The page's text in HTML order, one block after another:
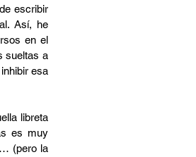
escribir
Así, he
en el
sueltas a
esa
libreta
es muy
(pero la